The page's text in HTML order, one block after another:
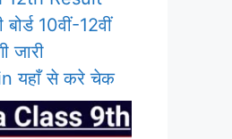
10वीं-12वीं
जारी
यहाँ से करे चेक